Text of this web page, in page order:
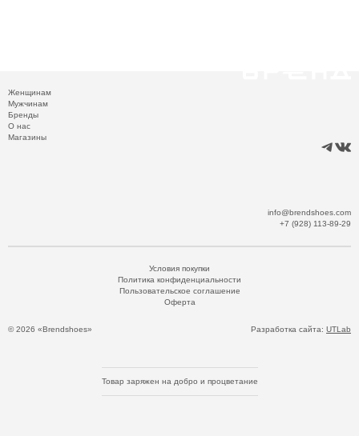
Женщинам
Мужчинам
Бренды
О нас
Магазины
info@brendshoes.com
+7 (928) 113-89-29
© 2026 «Brendshoes»
Условия покупки
Политика конфиденциальности
Пользовательское соглашение
Оферта
Разработка сайта: UTLab
Товар заряжен на добро и процветание